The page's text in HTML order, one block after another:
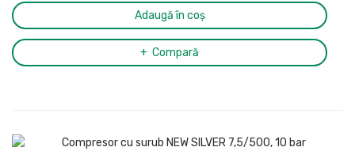
Dimensiuni (L x l x H): 1533 x 573 x 1447 mm
Greutate:220 g
Adaugă în coș
Compară